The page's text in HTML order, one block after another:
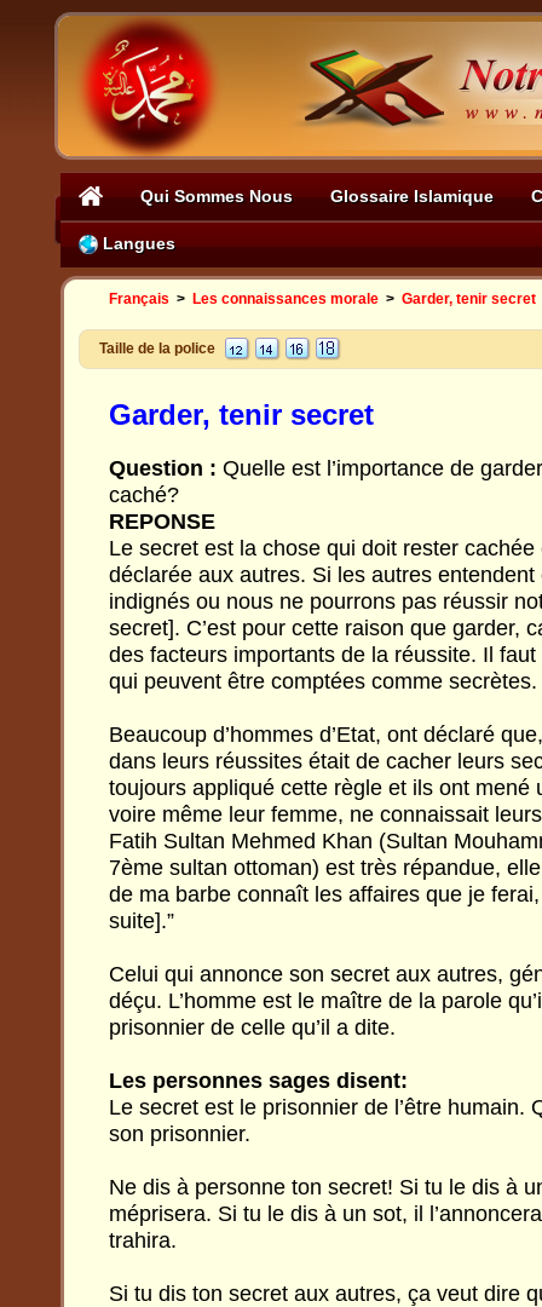
Qui Sommes Nous Glossaire Islamique
Langues
Français > Les connaissances morale > Garder, tenir secret
Taille de la police
Garder, tenir secret
Question : Quelle est l’importance de
caché?
REPONSE
Le secret est la chose qui doit rester
déclarée aux autres. Si les autres
indignés ou nous ne pourrons pas réussir
secret]. C’est pour cette raison que garder,
des facteurs importants de la réussite. Il
qui peuvent être comptées comme secrètes.
Beaucoup d’hommes d’Etat, ont déclaré
dans leurs réussites était de cacher leurs
toujours appliqué cette règle et ils ont mené
voire même leur femme, ne connaissait
Fatih Sultan Mehmed Khan (Sultan
7ème sultan ottoman) est très répandue,
de ma barbe connaît les affaires que je
suite].”
Celui qui annonce son secret aux autres,
déçu. L’homme est le maître de la parole
prisonnier de celle qu’il a dite.
Les personnes sages disent:
Le secret est le prisonnier de l’être humain.
son prisonnier.
Ne dis à personne ton secret! Si tu le dis à
méprisera. Si tu le dis à un sot, il
trahira.
Si tu dis ton secret aux autres, ça veut dire